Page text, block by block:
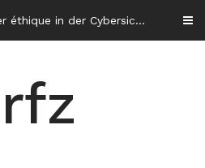
Die Rolle der Hacker éthique in der Cybersicherheit in Frankreich